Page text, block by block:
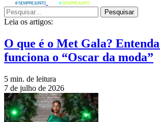
Pesquisar
Leia os artigos:
O que é o Met Gala?
funciona o “Oscar da moda”
5 min. de leitura
7 de julho de 2026